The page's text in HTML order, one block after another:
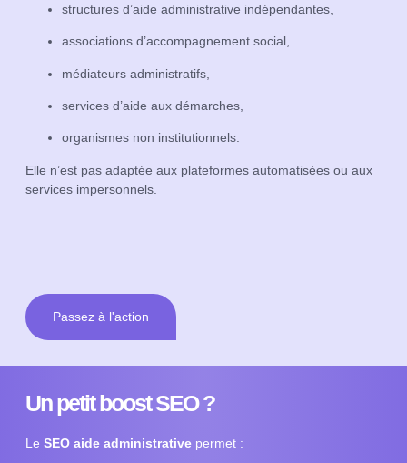
structures d’aide administrative indépendantes,
associations d’accompagnement social,
médiateurs administratifs,
services d’aide aux démarches,
organismes non institutionnels.
Elle n’est pas adaptée aux plateformes automatisées ou aux
services impersonnels.
Passez à l'action
Un petit boost SEO ?
Le SEO aide administrative permet :